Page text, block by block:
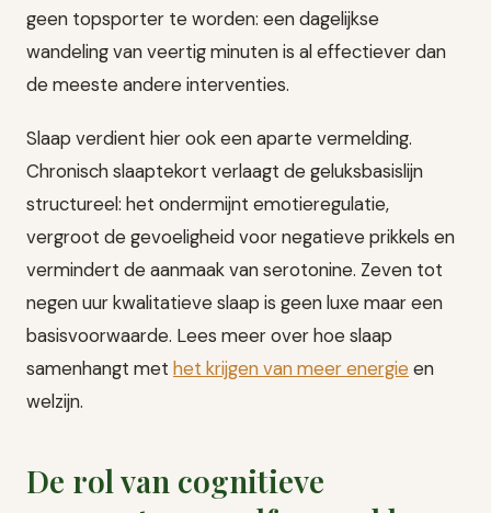
geen topsporter te worden: een dagelijkse
wandeling van veertig minuten is al effectiever dan
de meeste andere interventies.
Slaap verdient hier ook een aparte vermelding.
Chronisch slaaptekort verlaagt de geluksbasislijn
structureel: het ondermijnt emotieregulatie,
vergroot de gevoeligheid voor negatieve prikkels en
vermindert de aanmaak van serotonine. Zeven tot
negen uur kwalitatieve slaap is geen luxe maar een
basisvoorwaarde. Lees meer over hoe slaap
samenhangt met het krijgen van meer energie en
welzijn.
De rol van cognitieve